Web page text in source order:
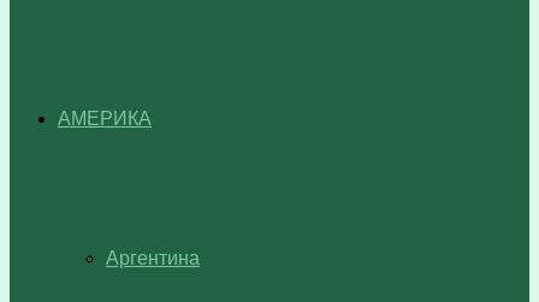
АМЕРИКА
Аргентина